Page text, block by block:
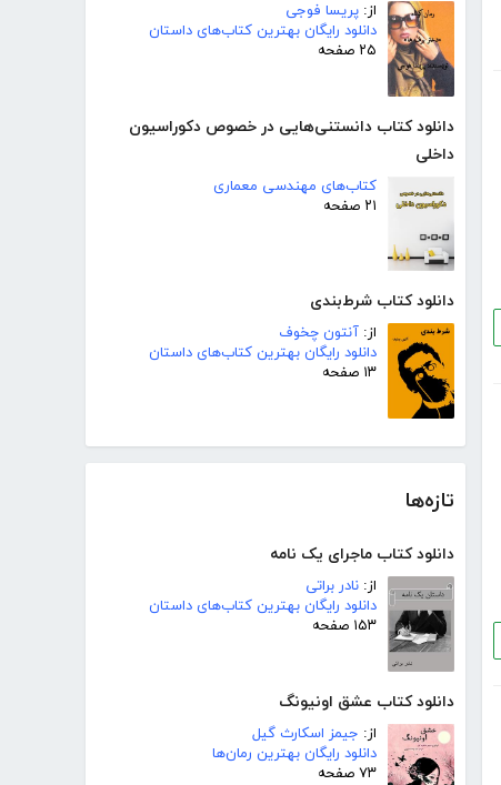
از: پریسا فوجی
دانلود رایگان بهترین کتاب‌های داستان
۲۵ صفحه
دانلود کتاب دانستنی‌هایی در خصوص دکوراسیون
داخلی
کتاب‌های مهندسی معماری
۲۱ صفحه
دانلود کتاب شرط‌بندی
از: آنتون چخوف
دانلود رایگان بهترین کتاب‌های داستان
۱۳ صفحه
تازه‌ها
دانلود کتاب ماجرای یک نامه
از: نادر براتی
دانلود رایگان بهترین کتاب‌های داستان
۱۵۳ صفحه
دانلود کتاب عشق اونیونگ
از: جیمز اسکارث گیل
دانلود رایگان بهترین رمان‌ها
۷۳ صفحه